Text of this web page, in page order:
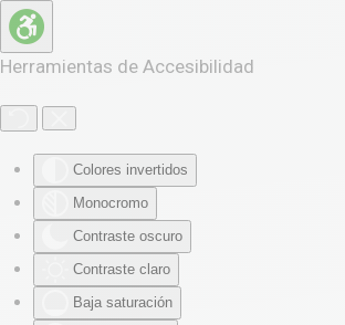
Herramientas de Accesibilidad
Colores invertidos
Monocromo
Contraste oscuro
Contraste claro
Baja saturación
Skip to main content